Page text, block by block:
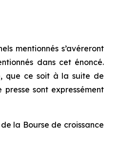
mentionnés s’avéreront
dans cet énoncé.
que ce soit à la suite de
sont expressément
la Bourse de croissance